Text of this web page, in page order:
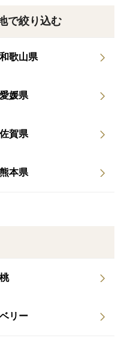
で絞り込む
和歌山県
愛媛県
佐賀県
熊本県
桃
ベリー